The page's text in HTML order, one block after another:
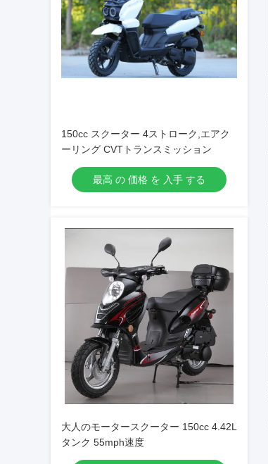
150cc スクーター 4ストローク,エアク
ーリング CVTトランスミッション
最高 の 価格 を 入手 する
大人のモータースクーター 150cc 4.42L
タンク 55mph速度